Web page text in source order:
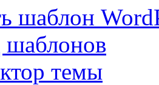
шаблон
шаблонов
темы